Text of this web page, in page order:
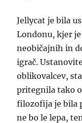
Jellycat je bila
Londonu, kjer
neobičajnih in
igrač.
oblikovalcev,
pritegnila tako
filozofija je bila
ne bo le lepa,